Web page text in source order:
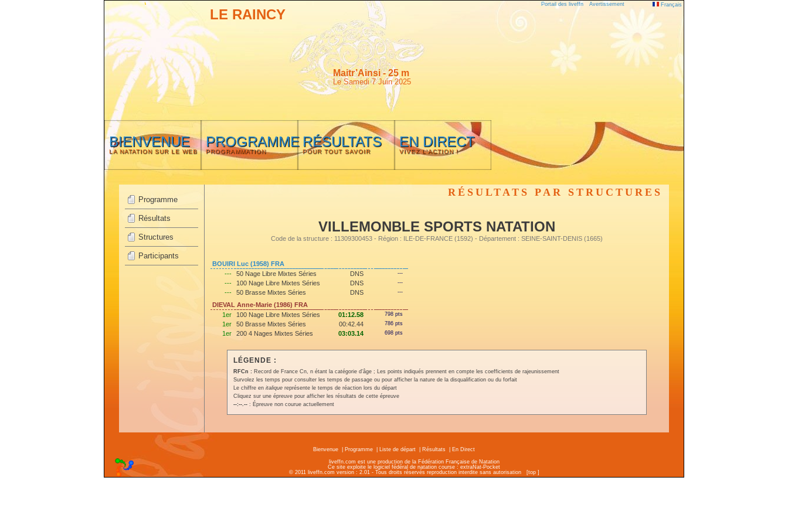
Portail des liveffn Avertissement Français
LE RAINCY
Maitr’Ainsi - 25 m
Le Samedi 7 Juin 2025
BIENVENUE
LA NATATION SUR LE WEB
PROGRAMME
PROGRAMMATION
RÉSULTATS
POUR TOUT SAVOIR
EN DIRECT
VIVEZ L'ACTION !
Programme
Résultats
Structures
Participants
RÉSULTATS PAR STRUCTURES
VILLEMONBLE SPORTS NATATION
Code de la structure : 11309300453 - Région : ILE-DE-FRANCE (1592) - Département : SEINE-SAINT-DENIS (1665)
BOUIRI Luc (1958) FRA
---
50 Nage Libre Mixtes Séries DNS ---
--- 100 Nage Libre Mixtes Séries DNS ---
--- 50 Brasse Mixtes Séries DNS ---
DIEVAL Anne-Marie (1986) FRA
1er
100 Nage Libre Mixtes Séries 01:12.58 798 pts
1er 50 Brasse Mixtes Séries 00:42.44 786 pts
1er 200 4 Nages Mixtes Séries 03:03.14 698 pts
LÉGENDE :
RFCn : Record de France Cn, n étant la catégorie d'âge ; Les points indiqués prennent en compte les coefficients de rajeunissement
Survolez les temps pour consulter les temps de passage ou pour afficher la nature de la disqualification ou du forfait
Le chiffre en italiquereprésente le temps de réaction lors du départ
Cliquez sur une épreuve pour afficher les résultats de cette épreuve
--:--.--: Épreuve non courue actuellement
Bienvenue Programme Liste de départ Résultats En Direct
liveffn.com est une production de la Fédération Française de Natation
Ce site exploite le logiciel fédéral de natation course : extraNat-Pocket
© 2011 liveffn.com version : 2.01 - Tous droits réservés reproduction interdite sans autorisation
[top ]